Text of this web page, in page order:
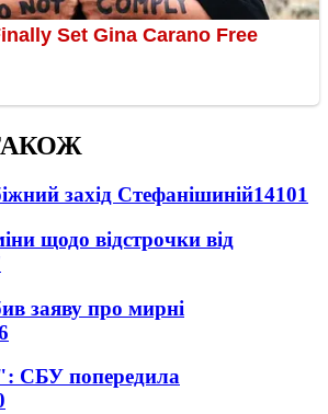
захід Стефанішиній14101
щодо відстрочки від
заяву про мирні
СБУ попередила